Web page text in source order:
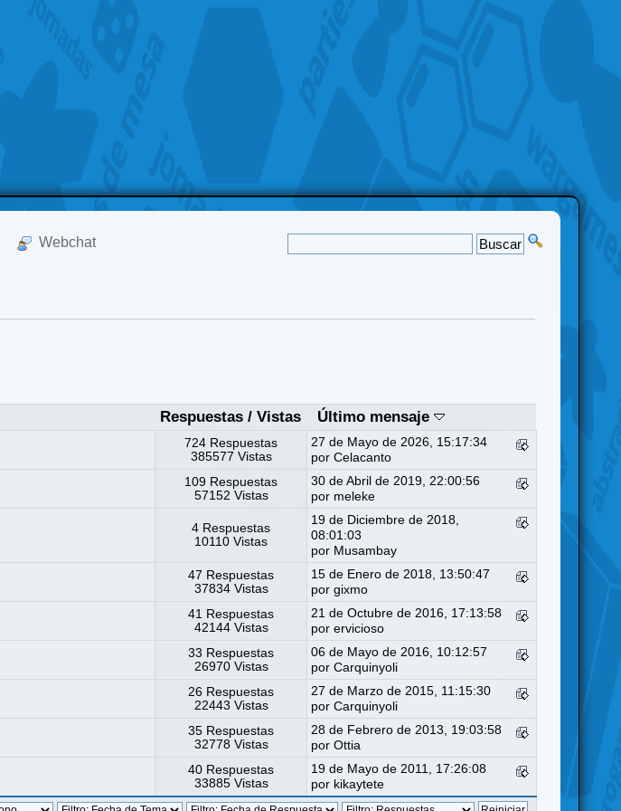
Webchat
Respuestas /Vistas Último mensaje
724 Respuestas
385577 Vistas
27 de Mayo de 2026, 15:17:34
porCelacanto
109 Respuestas
57152 Vistas
30 de Abril de 2019, 22:00:56
por meleke
4 Respuestas
10110 Vistas
19 de Diciembre de 2018,
08:01:03
por Musambay
47 Respuestas
37834 Vistas
15 de Enero de 2018, 13:50:47
porgixmo
41 Respuestas
42144 Vistas
21 de Octubre de 2016, 17:13:58
porervicioso
33 Respuestas
26970 Vistas
06 de Mayo de 2016, 10:12:57
porCarquinyoli
26 Respuestas
22443 Vistas
27 de Marzo de 2015, 11:15:30
porCarquinyoli
35 Respuestas
32778 Vistas
28 de Febrero de 2013, 19:03:58
porOttia
40 Respuestas
33885 Vistas
19 de Mayo de 2011, 17:26:08
por kikaytete